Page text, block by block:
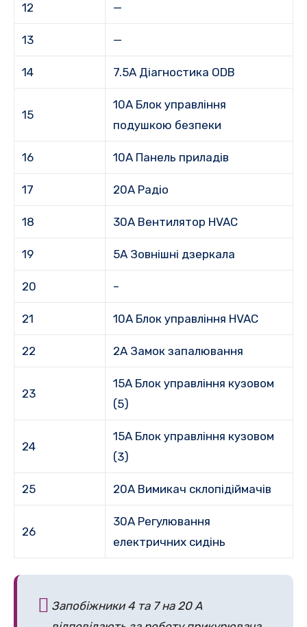
12 —
13 —
14 7.5A Діагностика ODB
15
10A Блок управління
подушкою безпеки
16 10A Панель приладів
17 20A Радіо
18 30A Вентилятор HVAC
19 5A Зовнішні дзеркала
20 –
21 10A Блок управління HVAC
22 2A Замок запалювання
23
15A Блок управління кузовом
(5)
24
15A Блок управління кузовом
(3)
25 20A Вимикач склопідіймачів
26
30A Регулювання
електричних сидінь
Запобіжники 4 та 7 на 20 А